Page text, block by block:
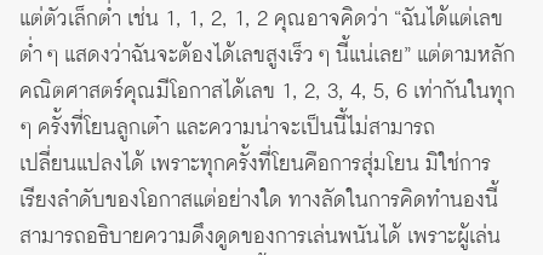
แต่ตัวเล็กต่ำ เช่น 1, 1, 2, 1, 2 คุณอาจคิดว่า “ฉันได้แต่เลข
ต่ำ ๆ แสดงว่าฉันจะต้องได้เลขสูงเร็ว ๆ นี้แน่เลย” แต่ตามหลัก
คณิตศาสตร์คุณมีโอกาสได้เลข 1, 2, 3, 4, 5, 6 เท่ากันในทุก
ๆ ครั้งที่โยนลูกเต๋า และความน่าจะเป็นนี้ไม่สามารถ
เปลี่ยนแปลงได้ เพราะทุกครั้งที่โยนคือการสุ่มโยน มิใช่การ
เรียงลำดับของโอกาสแต่อย่างใด ทางลัดในการคิดทำนองนี้
สามารถอธิบายความดึงดูดของการเล่นพนันได้ เพราะผู้เล่น